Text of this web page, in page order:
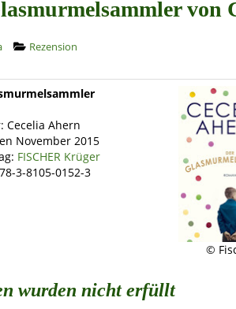
von
Rezension
Cecelia Ahern
November 2015
FISCHER Krüger
3-8105-0152-3
©
wurden nicht erfüllt